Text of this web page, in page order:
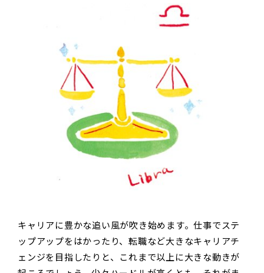
キャリアに豊かな追い風が吹き始めます。仕事でステ
ップアップをはかったり、転職など大きなキャリアチ
ェンジを目指したりと、これまで以上に大きな動きが